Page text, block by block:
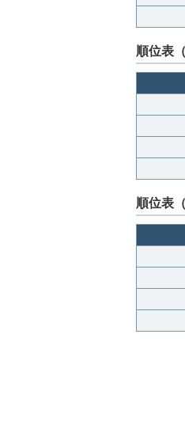
順位表
順位表